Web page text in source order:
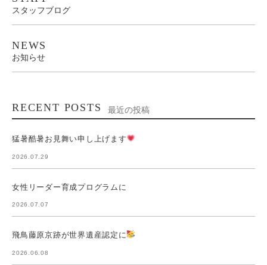
スタッフブログ
NEWS
お知らせ
RECENT POSTS 最近の投稿
猛暑酷暑お見舞い申し上げます
2026.07.29
女性リーダー育成プログラムに
2026.07.07
飛鳥藤原京跡が世界遺産認定に
2026.06.08